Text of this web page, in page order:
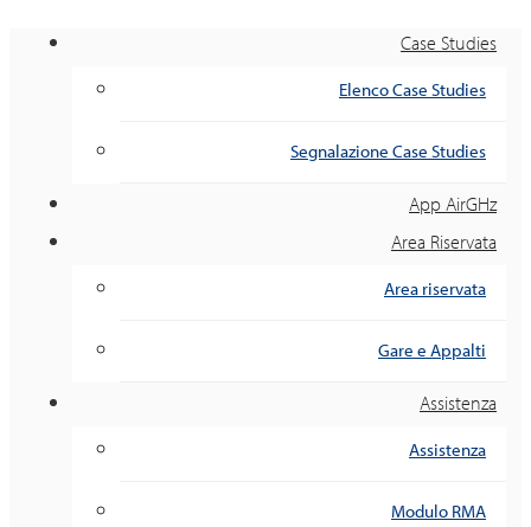
Case Studies
Elenco Case Studies
Segnalazione Case Studies
App AirGHz
Area Riservata
Area riservata
Gare e Appalti
Assistenza
Assistenza
Modulo RMA